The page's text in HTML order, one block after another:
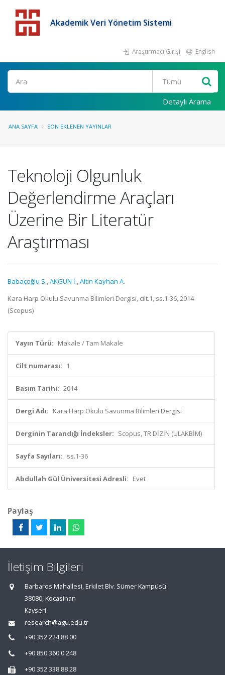
Akademik Veri Yönetim Sistemi
Araştırmacı Girişi English
Detaylı Arama
ANA SAYFA SON EKLENEN YAYINLAR
Teknoloji Olgunluk
Değerlendirme Araçları
Üzerine Bir Literatür
Araştırması
Babaçoğlu S.,AKGÜN İ.,Altın Kayhan A.
Kara Harp Okulu Savunma Bilimleri Dergisi, cilt.1, ss.1-36, 2014
(Scopus)
Yayın Türü: Makale / Tam Makale
Cilt numarası: 1
Basım Tarihi: 2014
Dergi Adı: Kara Harp Okulu Savunma Bilimleri Dergisi
Derginin Tarandığı İndeksler: Scopus, TR DİZİN (ULAKBİM)
Sayfa Sayıları: ss.1-36
Abdullah Gül Üniversitesi Adresli: Evet
Paylaş
İletişim Bilgileri
Barbaros Mahallesi, Erkilet Blv. Sümer Kampüsü
38080, Kocasinan
Kayseri
research@agu.edu.tr
+90 352 224 88 00
+90 850 360 0 248
+90 352 338 88 28